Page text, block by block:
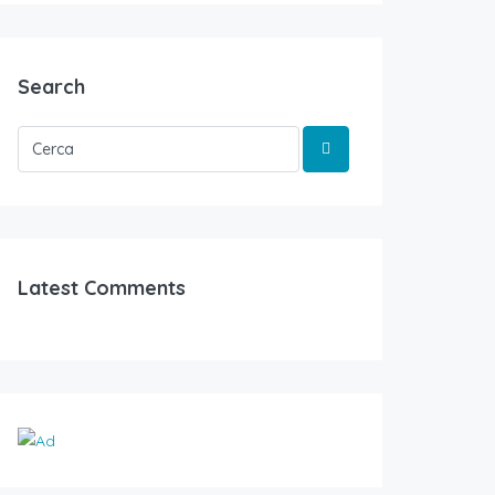
Search
Latest Comments